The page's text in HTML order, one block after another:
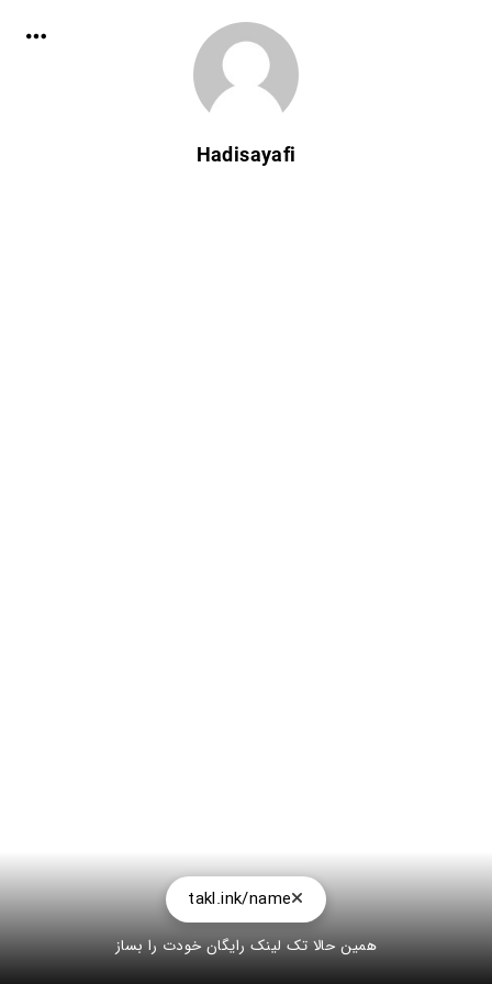
Hadisayafi
takl.ink/name
همین حالا تک لینک رایگان خودت را بساز